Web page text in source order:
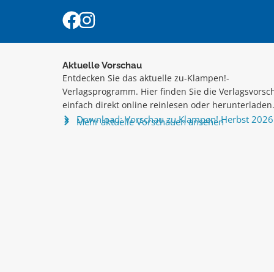
Aktuelle Vorschau
Entdecken Sie das aktuelle zu-Klampen!-
Verlagsprogramm. Hier finden Sie die
einfach direkt online reinlesen oder herunterladen.
Download: Vorschau zu Klampen! Herbst 2026
Mehr aktuelle Vorschauen ansehen